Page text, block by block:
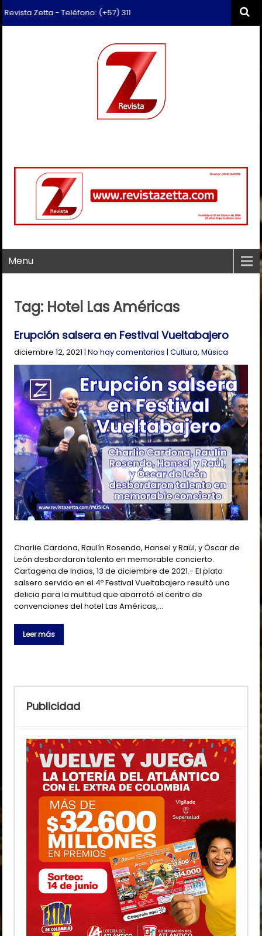
Zetta - Teléfono: (+57) 311 659 6374 - Correo:
Menu
Tag: Hotel Las Américas
Erupción salsera en Festival Vueltabajero
diciembre 12, 2021 |No hay comentarios |Cultura,Música
Charlie Cardona, Raulín Rosendo, Hansel y Raúl, y Óscar de
León desbordaron talento en memorable concierto.
Cartagena de Indias, 13 de diciembre de 2021.- El plato
salsero servido en el 4º Festival Vueltabajero resultó una
delicia para la multitud que abarrotó el centro de
convenciones del hotel Las Américas,…
Leer más
Publicidad